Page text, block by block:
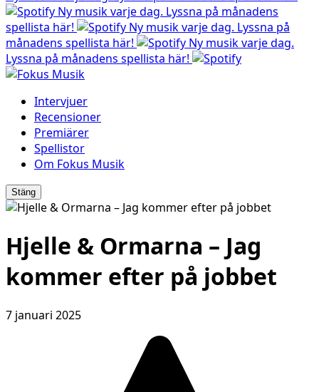
Ny musik varje dag. Lyssna på månadens
spellista här!
Ny musik varje dag. Lyssna på
månadens spellista här!
Ny musik varje dag.
Lyssna på månadens spellista här!
Intervjuer
Recensioner
Premiärer
Spellistor
Om Fokus Musik
Stäng
Hjelle & Ormarna – Jag
kommer efter på jobbet
7 januari 2025